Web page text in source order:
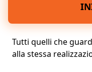
Tutti quelli che
alla stessa